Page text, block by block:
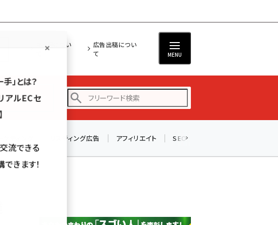
ネッ担につい
広告出稿につい
て
MENU
ト から探す
リスティング広告 アフィリエイト SEO
」とは？
アルECセ
流できる
きます！